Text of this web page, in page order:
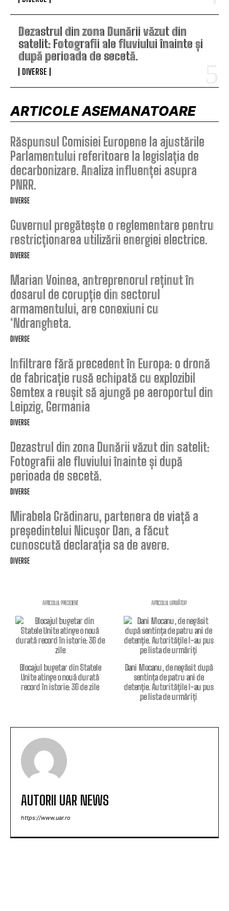
Dezastrul din zona Dunării văzut din
satelit: Fotografii ale fluviului înainte și
după perioada de secetă.
DIVERSE
ARTICOLE ASEMANATOARE
Răspunsul Comisiei Europene la ajustările
Parlamentului referitoare la legislația de
decarbonizare. Analiza influenței asupra
PNRR.
DIVERSE
Guvernul pregătește o reglementare pentru
restricționarea utilizării energiei electrice.
DIVERSE
Marian Voinea, antreprenorul reținut în
dosarul de corupție din sectorul
armamentului, are conexiuni cu
‘Ndrangheta.
DIVERSE
Infiltrare fără precedent în Europa: o dronă
de fabricație rusă echipată cu explozibil
Semtex a reușit să ajungă pe aeroportul din
Leipzig, Germania
DIVERSE
Dezastrul din zona Dunării văzut din satelit:
Fotografii ale fluviului înainte și după
perioada de secetă.
DIVERSE
Mirabela Grădinaru, partenera de viață a
președintelui Nicușor Dan, a făcut
cunoscută declarația sa de avere.
DIVERSE
ARTICOLUL PRECEDENT
Blocajul bugetar din Statele
Unite atinge o nouă durată
record în istorie: 36 de zile
ARTICOLUL URMĂTOR
Dani Mocanu, de negăsit după
sentința de patru ani de
detenție. Autoritățile l-au pus
pe lista de urmăriți
AUTORII UAR NEWS
https://www.uar.ro